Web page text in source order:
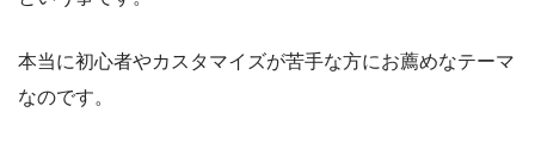
本当に初心者やカスタマイズが苦手な方にお薦めなテーマ
なのです。